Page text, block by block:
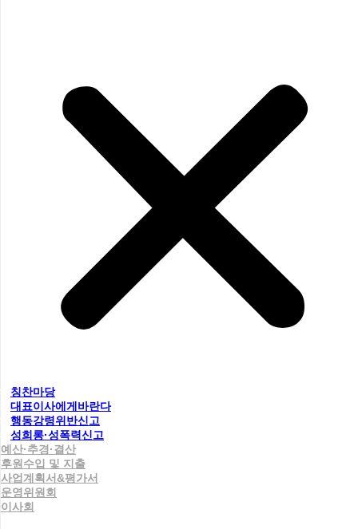
칭찬마당
대표이사에게바란다
행동강령위반신고
성희롱·성폭력신고
예산·추경·결산
후원수입 및 지출
사업계획서&평가서
운영위원회
이사회